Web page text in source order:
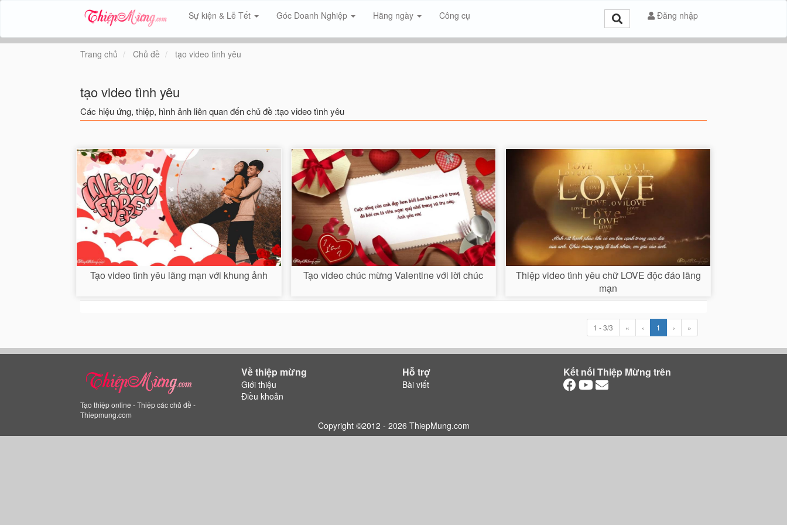
Sự kiện & Lễ Tết Góc Doanh Nghiệp Hằng ngày Công cụ Đăng nhập
Trang chủ Chủ đề tạo video tình yêu
tạo video tình yêu
Các hiệu ứng, thiệp, hình ảnh liên quan đến chủ đề :tạo video tình yêu
Tạo video tình yêu lãng mạn với khung ảnh Tạo video chúc mừng Valentine với lời chúc
Thiệp video tình yêu chữ LOVE độc đáo lãng
mạn
1 - 3/3 « ‹ 1 › »
Tạo thiệp online - Thiệp các chủ đề -
Thiepmung.com
Về thiệp mừng
Giới thiệu
Điều khoản
Hỗ trợ
Bài viết
Kết nối Thiệp Mừng trên
Copyright ©2012 - 2026 ThiepMung.com